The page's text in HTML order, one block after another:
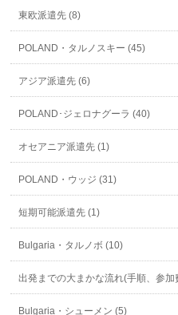
東欧派遣先 (8)
POLAND・タルノスキー (45)
アジア派遣先 (6)
POLAND･ジェロナグーラ (40)
オセアニア派遣先 (1)
POLAND・ウッジ (31)
短期可能派遣先 (1)
Bulgaria・タルノボ (10)
出発までの大まかな流れ(手順、参
Bulgaria・シューメン (5)